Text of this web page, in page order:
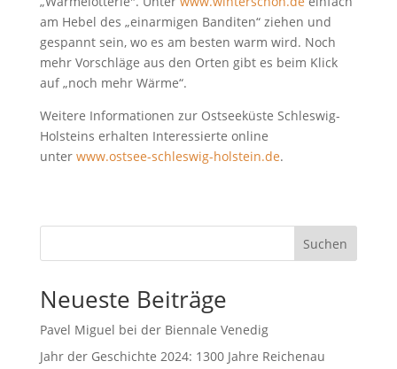
am Hebel des „einarmigen Banditen“ ziehen und
gespannt sein, wo es am besten warm wird. Noch
mehr Vorschläge aus den Orten gibt es beim Klick
auf „noch mehr Wärme“.
Weitere Informationen zur Ostseeküste Schleswig-
Holsteins erhalten Interessierte online
unter www.ostsee-schleswig-holstein.de.
Suchen
Neueste Beiträge
Pavel Miguel bei der Biennale Venedig
Jahr der Geschichte 2024: 1300 Jahre Reichenau